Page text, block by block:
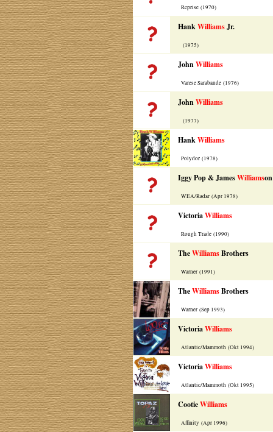
Reprise (1970)
HankWilliamsJr.
(1975)
JohnWilliams
Varese Sarabande (1976)
JohnWilliams
(1977)
HankWilliams
Polydor (1978)
Iggy Pop & JamesWilliamson
WEA/Radar (Apr 1978)
VictoriaWilliams
Rough Trade (1990)
TheWilliamsBrothers
Warner (1991)
TheWilliamsBrothers
Warner (Sep 1993)
VictoriaWilliams
Atlantic/Mammoth (Okt 1994)
VictoriaWilliams
Atlantic/Mammoth (Okt 1995)
CootieWilliams
Affinity (Apr 1996)